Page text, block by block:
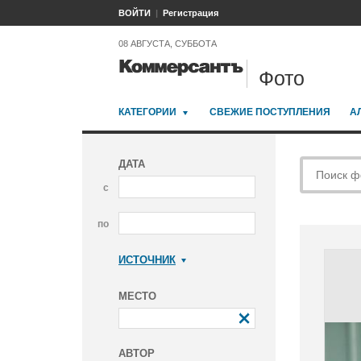
ВОЙТИ Регистрация
08 АВГУСТА, СУББОТА
Фото
КАТЕГОРИИ СВЕЖИЕ ПОСТУПЛЕНИЯ
ДАТА
с
по
ИСТОЧНИК
МЕСТО
АВТОР